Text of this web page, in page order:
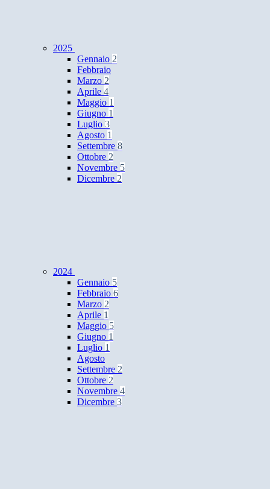
2025
Gennaio 2
Febbraio
Marzo 2
Aprile 4
Maggio 1
Giugno 1
Luglio 3
Agosto 1
Settembre 8
Ottobre 2
Novembre 5
Dicembre 2
2024
Gennaio 5
Febbraio 6
Marzo 2
Aprile 1
Maggio 5
Giugno 1
Luglio 1
Agosto
Settembre 2
Ottobre 2
Novembre 4
Dicembre 3